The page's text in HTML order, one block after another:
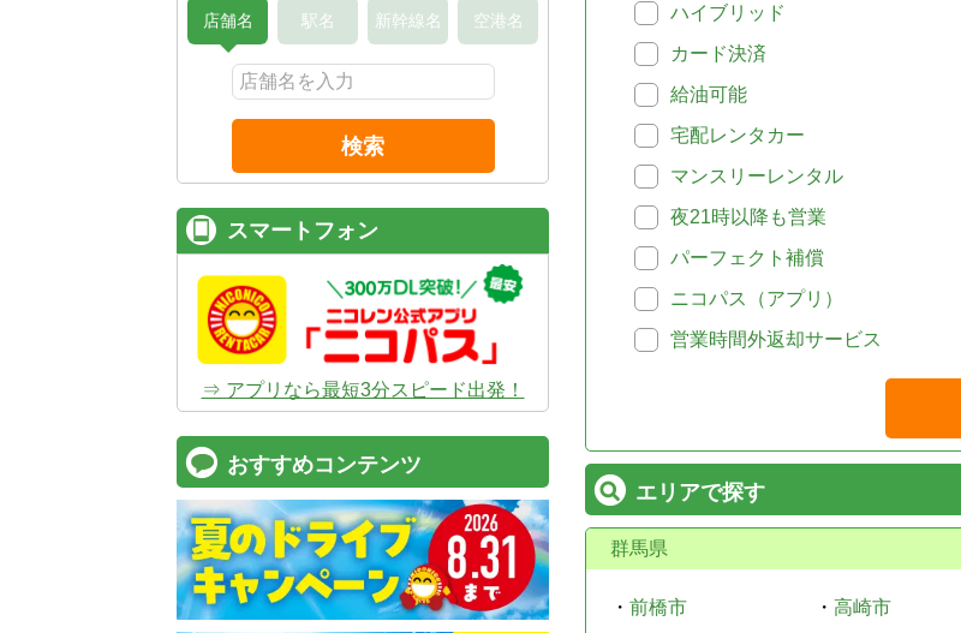
ハイブリッド
カード決済
給油可能
宅配レンタカー
マンスリーレンタル
夜21時以降も営業
パーフェクト補償
ニコパス（アプリ）
営業時間外返却サービス
エリアで探す
群馬県
・ 前橋市 ・ 高崎市
店舗名 駅名 新幹線名 空港名
検索
スマートフォン
⇒ アプリなら最短3分スピード出発！
おすすめコンテンツ